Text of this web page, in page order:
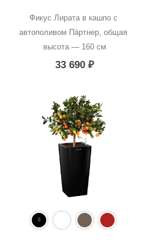
Фикус Лирата в кашпо с
автополивом Пáртнер, общая
высота — 160 см
33 690 ₽